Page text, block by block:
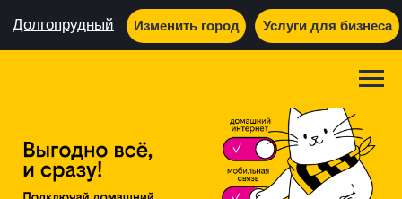
Долгопрудный Изменить город Услуги для бизнеса